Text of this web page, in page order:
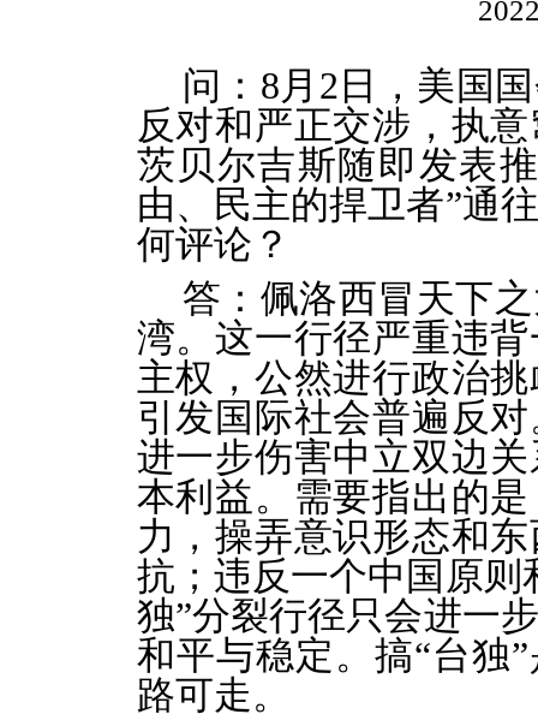
问：8月2日，美国
反对和严正交涉，执
茨贝尔吉斯随即发表
由、民主的捍卫者”通
何评论？
答：佩洛西冒天下
湾。这一行径严重违
主权，公然进行政治
引发国际社会普遍反
进一步伤害中立双边
本利益。需要指出的
力，操弄意识形态和
抗；违反一个中国原则
独”分裂行径只会进一
和平与稳定。搞“台独
路可走。